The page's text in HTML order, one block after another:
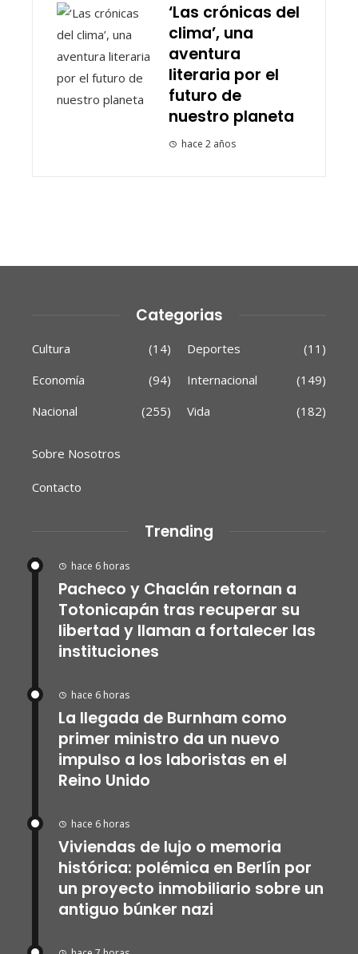
‘Las crónicas del
clima’, una
aventura
literaria por el
futuro de
nuestro planeta
hace 2 años
Categorias
Cultura (14) Deportes
(11)
Economía
(94) Internacional
(149)
Nacional
(255) Vida (182)
Sobre Nosotros
Contacto
Trending
hace 6 horas
Pacheco y Chaclán retornan a
Totonicapán tras recuperar su
libertad y llaman a fortalecer las
instituciones
hace 6 horas
La llegada de Burnham como
primer ministro da un nuevo
impulso a los laboristas en el
Reino Unido
hace 6 horas
Viviendas de lujo o memoria
histórica: polémica en Berlín por
un proyecto inmobiliario sobre un
antiguo búnker nazi